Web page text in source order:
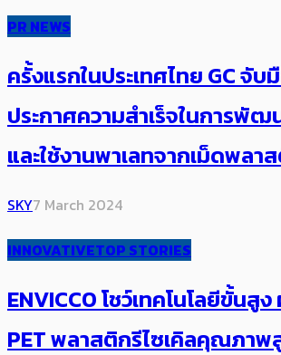
PR NEWS
ครั้งแรกในประเทศไทย GC จั
ประกาศความสำเร็จในการพั
และใช้งานพาเลทจากเม็ดพลา
SKY7 March 2024
INNOVATIVETOP STORIES
ENVICCO โชว์เทคโนโลยีขั้นสู
PET พลาสติกรีไซเคิลคุณภาพ